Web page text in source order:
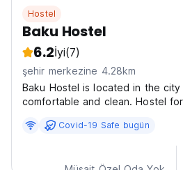
Hostel
Baku Hostel
6.2İyi(7)
şehir merkezine 4.28km
Baku Hostel is located in the
comfortable and clean. Hostel
• Clean beds • Lockers • Wifi •
Interesting books and magazines
Covid-19 Safe bugün